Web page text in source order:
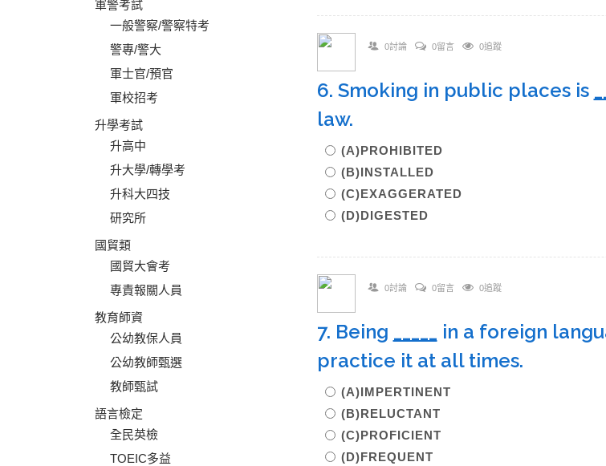
軍警考試
一般警察/警察特考
警專/警大
軍士官/預官
軍校招考
升學考試
升高中
升大學/轉學考
升科大四技
研究所
國貿類
國貿大會考
專責報關人員
教育師資
公幼教保人員
公幼教師甄選
教師甄試
語言檢定
全民英檢
TOEIC多益
0討論 0留言 0追蹤
6. Smoking in public places is
law.
(A)PROHIBITED
(B)INSTALLED
(C)EXAGGERATED
(D)DIGESTED
0討論 0留言 0追蹤
7. Being _____ in a foreign
practice it at all times.
(A)IMPERTINENT
(B)RELUCTANT
(C)PROFICIENT
(D)FREQUENT